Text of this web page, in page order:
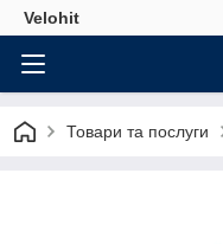
Velohit
Товари та послуги